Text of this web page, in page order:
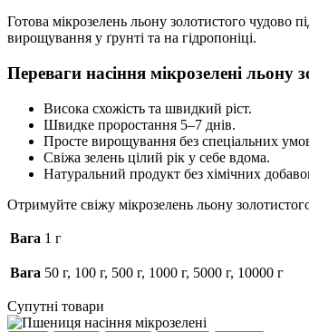
Готова мікрозелень льону золотистого чудово
вирощування у ґрунті та на гідропоніці.
Переваги насіння мікрозелені льону
Висока схожість та швидкий ріст.
Швидке проростання 5–7 днів.
Просте вирощування без спеціальних
Свіжа зелень цілий рік у себе вдома.
Натуральний продукт без хімічних
Отримуйте свіжу мікрозелень льону
Вага 1 г
Вага 50 г, 100 г, 500 г, 1000 г, 5000 г, 10000 г
Супутні товари